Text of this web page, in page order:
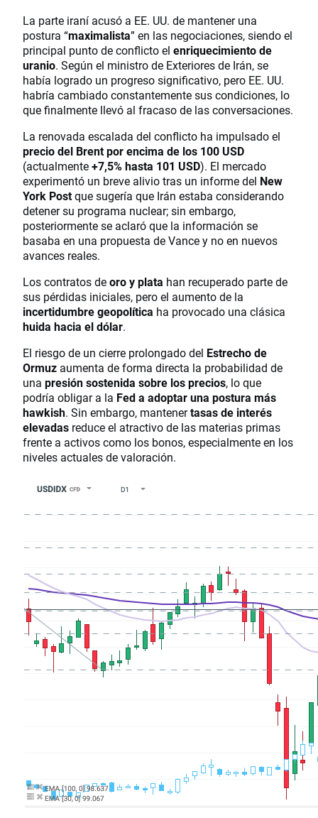
La parte iraní acusó a EE. UU. de mantener una
postura “maximalista” en las negociaciones, siendo el
principal punto de conflicto el enriquecimiento de
uranio. Según el ministro de Exteriores de Irán, se
había logrado un progreso significativo, pero EE. UU.
habría cambiado constantemente sus condiciones, lo
que finalmente llevó al fracaso de las conversaciones.
La renovada escalada del conflicto ha impulsado el
precio del Brent por encima de los 100 USD
(actualmente+7,5% hasta 101 USD). El mercado
experimentó un breve alivio tras un informe del New
York Postque sugería que Irán estaba considerando
detener su programa nuclear; sin embargo,
posteriormente se aclaró que la información se
basaba en una propuesta de Vance y no en nuevos
avances reales.
Los contratos deoro y plata han recuperado parte de
sus pérdidas iniciales, pero el aumento de la
incertidumbre geopolítica ha provocado una clásica
huida hacia el dólar.
El riesgo de un cierre prolongado del Estrecho de
Ormuz aumenta de forma directa la probabilidad de
una presión sostenida sobre los precios, lo que
podría obligar a la Fed a adoptar una postura más
hawkish. Sin embargo, mantenertasas de interés
elevadas reduce el atractivo de las materias primas
frente a activos como los bonos, especialmente en los
niveles actuales de valoración.